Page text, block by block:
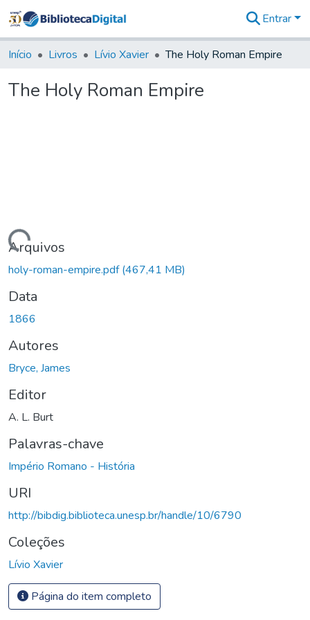
&
Coleções
Biblioteca
Entrar
Início Livros Lívio Xavier The Holy Roman Empire
The Holy Roman Empire
Carregando...
Arquivos
holy-roman-empire.pdf(467,41 MB)
Data
1866
Autores
Bryce, James
Editor
A. L. Burt
Palavras-chave
Império Romano - História
URI
http://bibdig.biblioteca.unesp.br/handle/10/6790
Coleções
Lívio Xavier
Página do item completo